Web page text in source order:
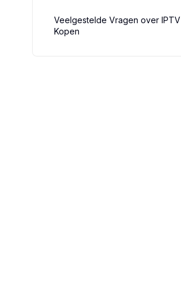
Veelgestelde Vragen over IPTV
Kopen